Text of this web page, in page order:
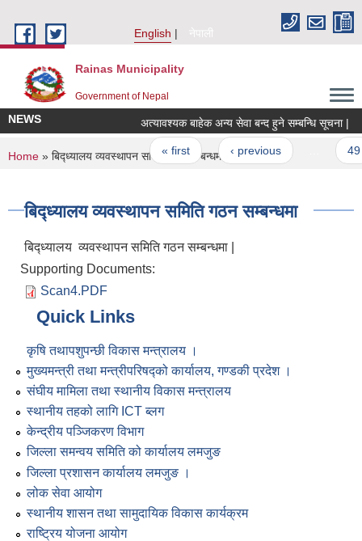
English
नेपाली
Rainas Municipality
Government of Nepal
NEWS अत्यावश्यक बाहेक अन्य सेवा बन्द हुने सम्बन्धि सूचना |
Pages
« first ‹ previous 49
You are here
Home » बिद्ध्यालय व्यवस्थापन समिति गठन सम्बन्धमा
बिद्ध्यालय व्यवस्थापन समिति गठन सम्बन्धमा
बिद्ध्यालय व्यवस्थापन समिति गठन सम्बन्धमा |
Supporting Documents:
Scan4.PDF
Quick Links
कृषि तथापशुपन्छी विकास मन्त्रालय ।
मुख्यमन्त्री तथा मन्त्रीपरिषद्को कार्यालय, गण्डकी प्रदेश ।
संघीय मामिला तथा स्थानीय विकास मन्त्रालय
स्थानीय तहको लागि ICT ब्लग
केन्द्रीय पञ्जिकरण विभाग
जिल्ला समन्वय समिति को कार्यालय लमजुङ
जिल्ला प्रशासन कार्यालय लमजुङ ।
लोक सेवा आयोग
स्थानीय शासन तथा सामुदायिक विकास कार्यक्रम
राष्ट्रिय योजना आयोग